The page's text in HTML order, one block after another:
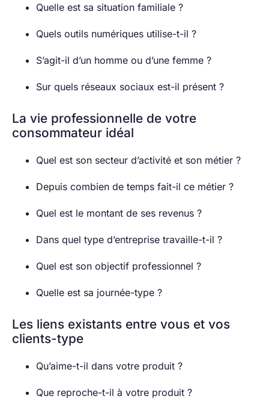
Quelle est sa situation familiale ?
Quels outils numériques utilise-t-il ?
S’agit-il d’un homme ou d’une femme ?
Sur quels réseaux sociaux est-il présent ?
La vie professionnelle de votre
consommateur idéal
Quel est son secteur d’activité et son métier ?
Depuis combien de temps fait-il ce métier ?
Quel est le montant de ses revenus ?
Dans quel type d’entreprise travaille-t-il ?
Quel est son objectif professionnel ?
Quelle est sa journée-type ?
Les liens existants entre vous et vos
clients-type
Qu’aime-t-il dans votre produit ?
Que reproche-t-il à votre produit ?